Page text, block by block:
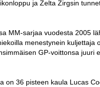
ja Zelta Zirgsin
MM-sarjaa vuodesta 2005
menestynein kuljettaja
GP-voittonsa juuri
on 36 pisteen kaula Lucas